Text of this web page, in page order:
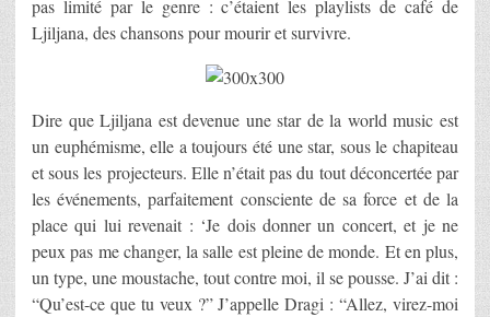
pas limité par le genre : c’étaient les playlists de café de
Ljiljana, des chansons pour mourir et survivre.
Dire que Ljiljana est devenue une star de la world music est
un euphémisme, elle a toujours été une star, sous le chapiteau
et sous les projecteurs. Elle n’était pas du tout déconcertée par
les événements, parfaitement consciente de sa force et de la
place qui lui revenait : ‘Je dois donner un concert, et je ne
peux pas me changer, la salle est pleine de monde. Et en plus,
un type, une moustache, tout contre moi, il se pousse. J’ai dit :
“Qu’est-ce que tu veux ?” J’appelle Dragi : “Allez, virez-moi